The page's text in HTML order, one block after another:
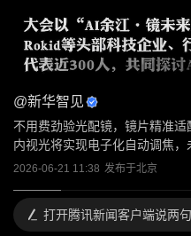
@新华智见
不用费劲验光配镜，镜片精准
内视光将实现电子化自动调焦，
2026-06-21 11:38 发布于北京
打开腾讯新闻客户端说两句